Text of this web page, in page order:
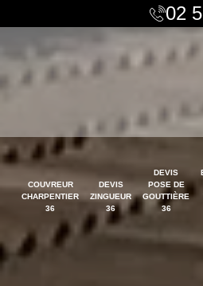
02
COUVREUR
CHARPENTIER
36
DEVIS
ZINGUEUR
36
DEVIS
POSE DE
GOUTTIÈRE
36